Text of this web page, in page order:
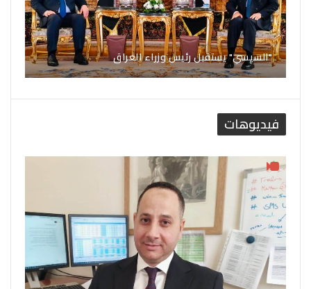
"السيسي" يستقبل رئيس وزراء العراق
فيديوهات